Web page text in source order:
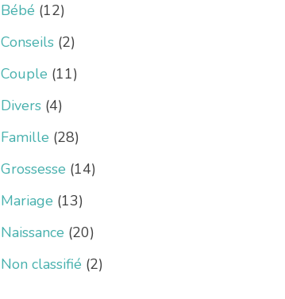
Bébé (12)
Conseils(2)
Couple (11)
Divers(4)
Famille (28)
Grossesse (14)
Mariage (13)
Naissance (20)
Non classifié (2)